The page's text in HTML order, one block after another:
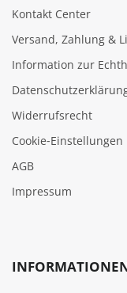
Kontakt Center
Versand, Zahlung &
Information zur
Widerrufsrecht
Cookie‑Einstellungen
AGB
Impressum